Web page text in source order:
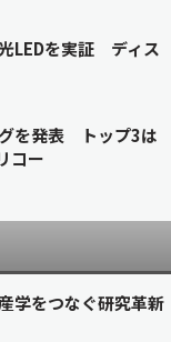
LEDを実証 ディス
を発表 トップ3は
コー
学をつなぐ研究革新